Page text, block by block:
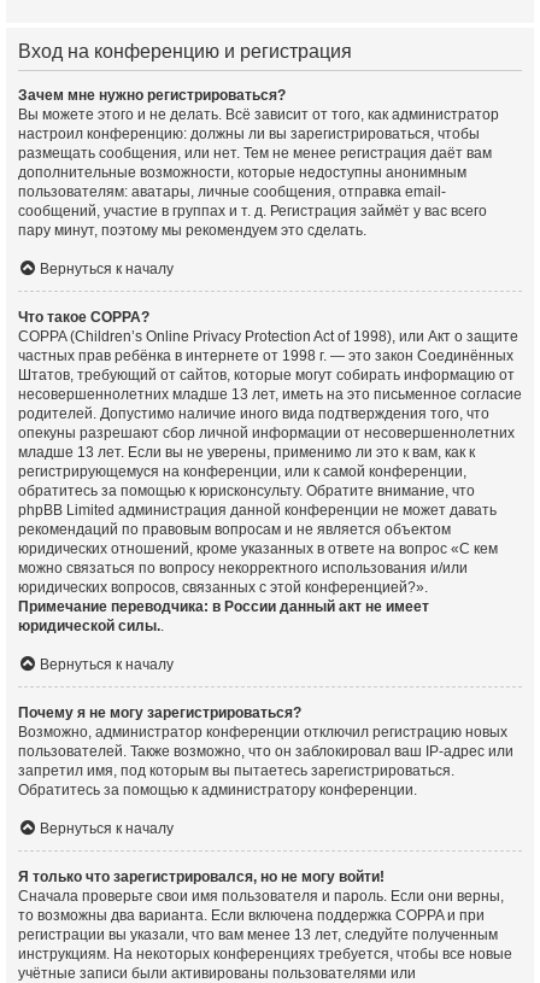
Вход на конференцию и регистрация
Зачем мне нужно регистрироваться?
Вы можете этого и не делать. Всё зависит от того, как администратор
настроил конференцию: должны ли вы зарегистрироваться, чтобы
размещать сообщения, или нет. Тем не менее регистрация даёт вам
дополнительные возможности, которые недоступны анонимным
пользователям: аватары, личные сообщения, отправка email-
сообщений, участие в группах и т. д. Регистрация займёт у вас всего
пару минут, поэтому мы рекомендуем это сделать.
Вернуться к началу
Что такое COPPA?
COPPA (Children’s Online Privacy Protection Act of 1998), или Акт о защите
частных прав ребёнка в интернете от 1998 г. — это закон Соединённых
Штатов, требующий от сайтов, которые могут собирать информацию от
несовершеннолетних младше 13 лет, иметь на это письменное согласие
родителей. Допустимо наличие иного вида подтверждения того, что
опекуны разрешают сбор личной информации от несовершеннолетних
младше 13 лет. Если вы не уверены, применимо ли это к вам, как к
регистрирующемуся на конференции, или к самой конференции,
обратитесь за помощью к юрисконсульту. Обратите внимание, что
phpBB Limited администрация данной конференции не может давать
рекомендаций по правовым вопросам и не является объектом
юридических отношений, кроме указанных в ответе на вопрос «С кем
можно связаться по вопросу некорректного использования и/или
юридических вопросов, связанных с этой конференцией?».
Примечание переводчика: в России данный акт не имеет
юридической силы..
Вернуться к началу
Почему я не могу зарегистрироваться?
Возможно, администратор конференции отключил регистрацию новых
пользователей. Также возможно, что он заблокировал ваш IP-адрес или
запретил имя, под которым вы пытаетесь зарегистрироваться.
Обратитесь за помощью к администратору конференции.
Вернуться к началу
Я только что зарегистрировался, но не могу войти!
Сначала проверьте свои имя пользователя и пароль. Если они верны,
то возможны два варианта. Если включена поддержка COPPA и при
регистрации вы указали, что вам менее 13 лет, следуйте полученным
инструкциям. На некоторых конференциях требуется, чтобы все новые
учётные записи были активированы пользователями или